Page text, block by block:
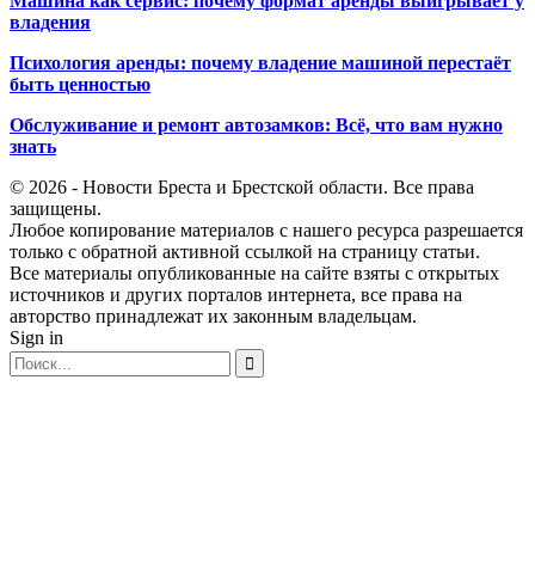
владения
Психология аренды: почему владение машиной перестаёт
быть ценностью
Обслуживание и ремонт автозамков: Всё, что вам нужно
знать
© 2026 - Новости Бреста и Брестской области. Все права
защищены.
Любое копирование материалов с нашего ресурса разрешается
только с обратной активной ссылкой на страницу статьи.
Все материалы опубликованные на сайте взяты с открытых
источников и других порталов интернета, все права на
авторство принадлежат их законным владельцам.
Sign in